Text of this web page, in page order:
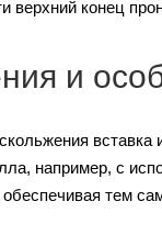
верхний конец
и
например, с
тем